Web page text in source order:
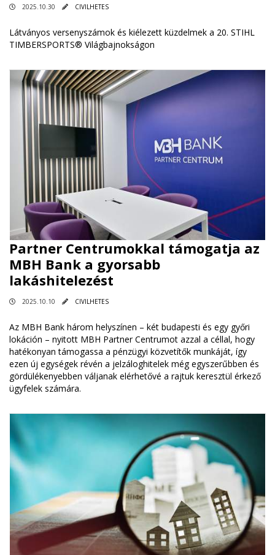
2025.10.30 CIVILHETES
Látványos versenyszámok és kiélezett küzdelmek a 20. STIHL
TIMBERSPORTS® Világbajnokságon
Partner Centrumokkal támogatja az
MBH Bank a gyorsabb
lakáshitelezést
2025.10.10 CIVILHETES
Az MBH Bank három helyszínen – két budapesti és egy győri
lokáción – nyitott MBH Partner Centrumot azzal a céllal, hogy
hatékonyan támogassa a pénzügyi közvetítők munkáját, így
ezen új egységek révén a jelzáloghitelek még egyszerűbben és
gördülékenyebben váljanak elérhetővé a rajtuk keresztül érkező
ügyfelek számára.